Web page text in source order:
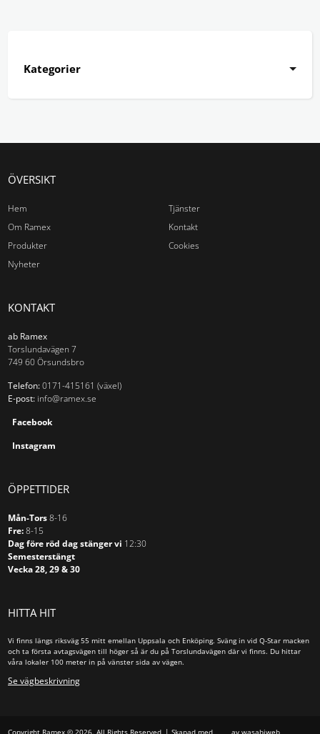
Kategorier
Tillbehör
Klädhängare
Tidning & Broschyrställ
Hylla
Papper och broschyrfack
Golv
Vägg
Ramspända projektionsytor
Utan ram
ÖVERSIKT
Hem
Om Ramex
Produkter
Nyheter
Tjänster
Kontakt
Cookies
KONTAKT
ab Ramex
Torslundavägen 7
749 60 Örsundsbro
Telefon: 0171-415161 (växel)
E-post: info@ramex.se
Facebook
Instagram
ÖPPETTIDER
Mån-Tors 8-16
Fre: 8-15
Dag före röd dag stänger vi 12:30
Semesterstängt
Vecka 28, 29 & 30
HITTA HIT
Vi finns längs riksväg 55 mitt emellan Uppsala och Enköping. Sväng in vid Q-Star macken
och ta första avtagsvägen till höger så är du på Torslundavägen där vi finns. Du hittar
våra lokaler 100 meter in på vänster sida av vägen.
Se vägbeskrivning
Copyright Ramex © 2026. All Rights Reserved Skapad med av wasabiweb